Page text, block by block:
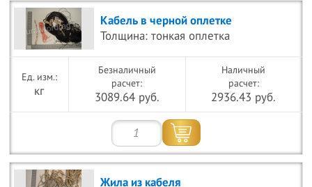
Кабель в черной оплетке
Толщина: тонкая оплетка
кг
Безналичный
расчет:
3089.64 руб.
Наличный
расчет:
2936.43 руб.
Жила из кабеля